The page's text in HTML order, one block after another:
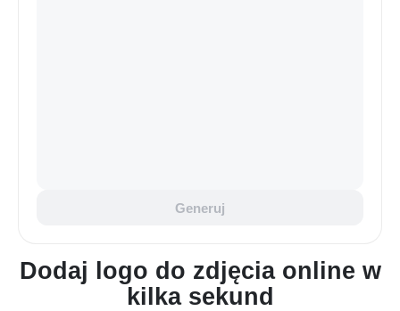
Dodaj logo do zdjęcia online w
kilka sekund
Generuj